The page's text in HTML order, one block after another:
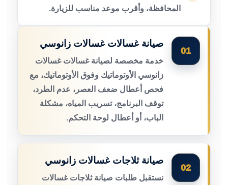
المحافظة، وأقرب موعد مناسب للزيارة.
01
صيانة غسالات غسالات زانوسي
خدمة مخصصة لصيانة غسالات غسالات
زانوسي الأوتوماتيك وفوق الأوتوماتيك، مع
فحص أعطال ضعف العصر، عدم الطرد،
توقف البرنامج، تسريب المياه، مشكلة
الباب، أو أعطال لوحة التحكم.
02
صيانة ثلاجات غسالات زانوسي
نستقبل طلبات صيانة ثلاجات غسالات